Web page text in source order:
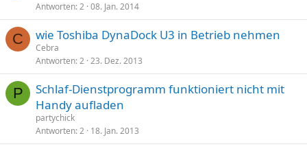
Antworten 2 08. Jan. 2014
C wie Toshiba DynaDock U3 in Betrieb nehmen
Cebra
Antworten 2 23. Dez. 2013
P
Schlaf-Dienstprogramm funktioniert nicht mit
Handy aufladen
partychick
Antworten 2 18. Jan. 2013